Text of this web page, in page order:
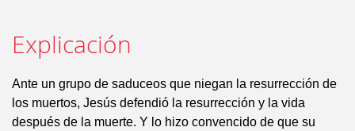
Explicación
Ante un grupo de saduceos que niegan la resurrección de
los muertos, Jesús defendió la resurrección y la vida
después de la muerte. Y lo hizo convencido de que su